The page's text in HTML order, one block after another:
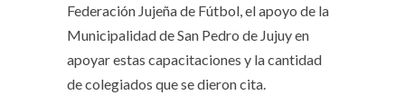
Federación Jujeña de Fútbol, el apoyo de la
Municipalidad de San Pedro de Jujuy en
apoyar estas capacitaciones y la cantidad
de colegiados que se dieron cita.